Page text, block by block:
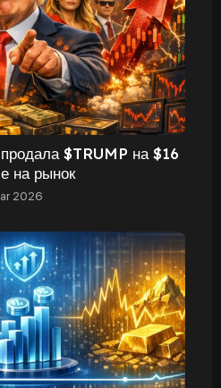
$TRUMP на $16
на рынок
2026